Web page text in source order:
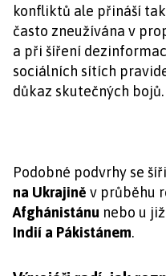
konfliktů ale přináší
často zneužívána v
a při šíření
sociálních sítích
důkaz skutečných bojů.
Podobné podvrhy se
na Ukrajině v průběhu
Afghánistánu nebo u
Indií a Pákistánem.